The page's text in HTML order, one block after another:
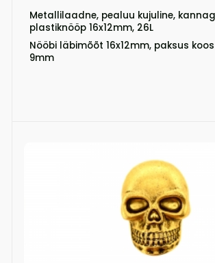
Metallilaadne, pealuu kujuline,
plastiknööp 16x12mm, 26L
Nööbi läbimõõt 16x12mm, paksus
9mm